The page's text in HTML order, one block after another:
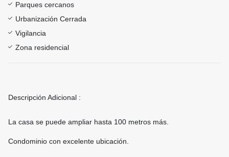
Parques cercanos
Urbanización Cerrada
Vigilancia
Zona residencial
Descripción Adicional :
La casa se puede ampliar hasta 100 metros más.
Condominio con excelente ubicación.